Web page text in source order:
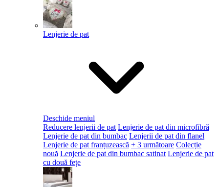
Lenjerie de pat
Deschide meniul
Reducere lenjerii de pat Lenjerie de pat din microfibră
Lenjerie de pat din bumbac Lenjerii de pat din flanel
Lenjerie de pat franțuzească + 3 următoare Colecție
nouă Lenjerie de pat din bumbac satinat Lenjerie de pat
cu două fețe